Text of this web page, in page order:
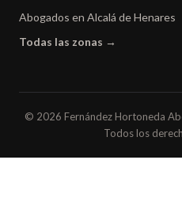
Abogados en Alcalá de Henares
Todas las zonas →
© 2026 Fernández Hortoneda
Todos los